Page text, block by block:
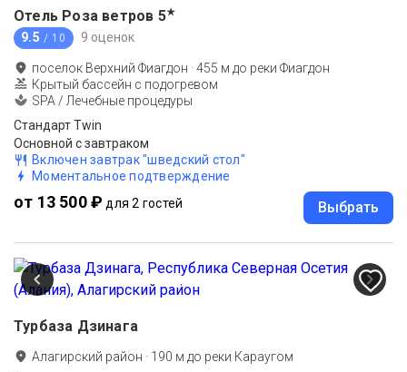
Отель Роза ветров 5★
9.5 / 10 9 оценок
поселок Верхний Фиагдон ·455 м до реки Фиагдон
Крытый бассейн с подогревом
SPA / Лечебные процедуры
Стандарт Twin
Основной с завтраком
Включен завтрак "шведский стол"
Моментальное подтверждение
от 13 500 ₽ для 2 гостей Выбрать
Турбаза Дзинага
Алагирский район · 190 м до реки Караугом